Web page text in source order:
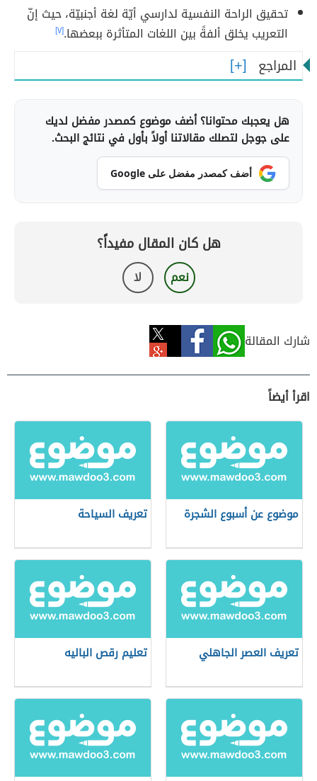
تحقيق الراحة النفسية لدارسي أيّة لغة أجنبيّة، حيث إنّ
التعريب يخلق ألفةً بين اللغات المتأثرة ببعضها.[٧]
المراجع
هل يعجبك محتوانا؟ أضف موضوع كمصدر مفضل لديك
على جوجل لتصلك مقالاتنا أولاً بأول في نتائج البحث.
أضف كمصدر مفضل على Google
هل كان المقال مفيداً؟
نعم لا
شارك المقالة
اقرأ أيضاً
موضوع عن أسبوع الشجرة تعريف السياحة
تعريف العصر الجاهلي تعليم رقص الباليه